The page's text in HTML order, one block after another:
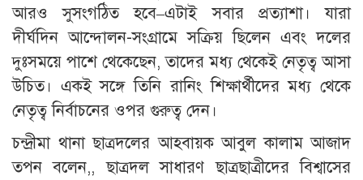
আরও সুসংগঠিত হবে–এটাই সবার প্রত্যাশা। যারা
দীর্ঘদিন আন্দোলন-সংগ্রামে সক্রিয় ছিলেন এবং দলের
দুঃসময়ে পাশে থেকেছেন, তাদের মধ্য থেকেই নেতৃত্ব আসা
উচিত। একই সঙ্গে তিনি রানিং শিক্ষার্থীদের মধ্য থেকে
নেতৃত্ব নির্বাচনের ওপর গুরুত্ব দেন।
চন্দ্রীমা থানা ছাত্রদলের আহবায়ক আবুল কালাম আজাদ
তপন বলেন,, ছাত্রদল সাধারণ ছাত্রছাত্রীদের বিশ্বাসের